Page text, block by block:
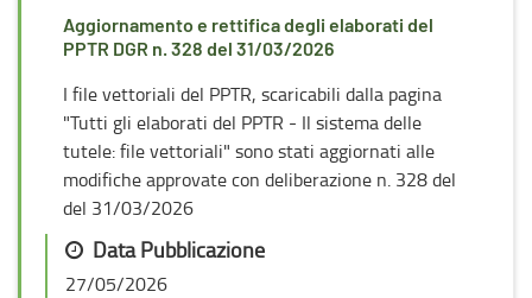
Aggiornamento e rettifica degli elaborati del
PPTR DGR n. 328 del 31/03/2026
I file vettoriali del PPTR, scaricabili dalla pagina
"Tutti gli elaborati del PPTR - Il sistema delle
tutele: file vettoriali" sono stati aggiornati alle
modifiche approvate con deliberazione n. 328 del
del 31/03/2026
Data Pubblicazione
27/05/2026